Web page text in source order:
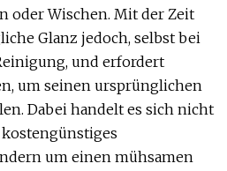
oder Wischen. Mit der Zeit
Glanz jedoch, selbst bei
und erfordert
um seinen ursprünglichen
Dabei handelt es sich nicht
um einen mühsamen